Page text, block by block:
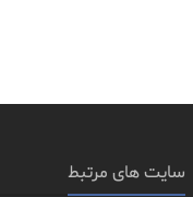
سایت های مرتبط